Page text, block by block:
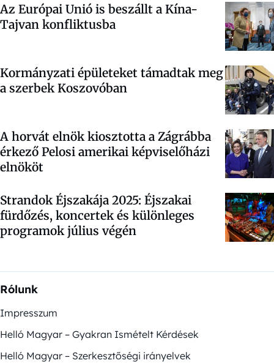
Az Európai Unió is beszállt a Kína-
Tajvan konfliktusba
Kormányzati épületeket támadtak meg
a szerbek Koszovóban
A horvát elnök kiosztotta a Zágrábba
érkező Pelosi amerikai képviselőházi
elnököt
Strandok Éjszakája 2025: Éjszakai
fürdőzés, koncertek és különleges
programok július végén
Rólunk
Impresszum
Helló Magyar – Gyakran Ismételt Kérdések
Helló Magyar – Szerkesztőségi irányelvek